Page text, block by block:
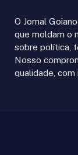
O Jornal
que moldam o
sobre política,
Nosso
qualidade,